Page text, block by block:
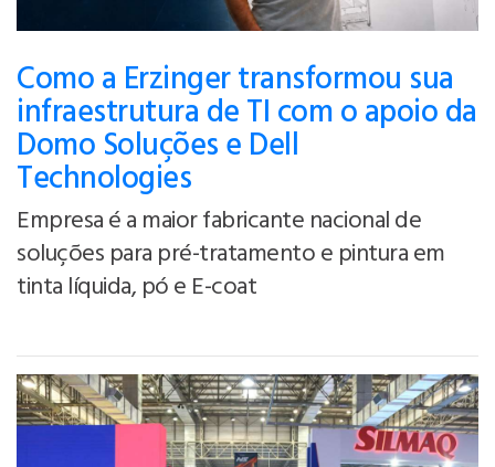
Como a Erzinger transformou sua
infraestrutura de TI com o apoio da
Domo Soluções e Dell
Technologies
Empresa é a maior fabricante nacional de
soluções para pré-tratamento e pintura em
tinta líquida, pó e E-coat